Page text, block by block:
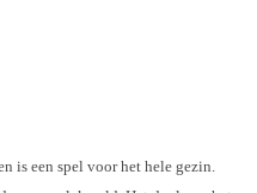
is een spel voor het hele gezin.